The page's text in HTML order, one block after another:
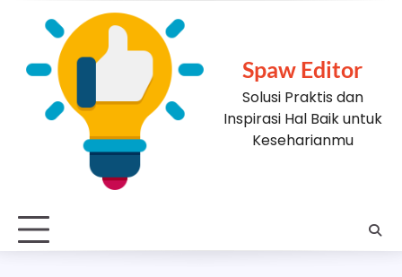
Spaw Editor
Solusi Praktis dan
Inspirasi Hal Baik untuk
Keseharianmu